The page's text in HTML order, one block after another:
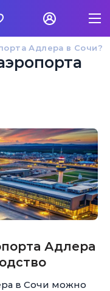
Адлера в Сочи?
Адлера
в Сочи можно